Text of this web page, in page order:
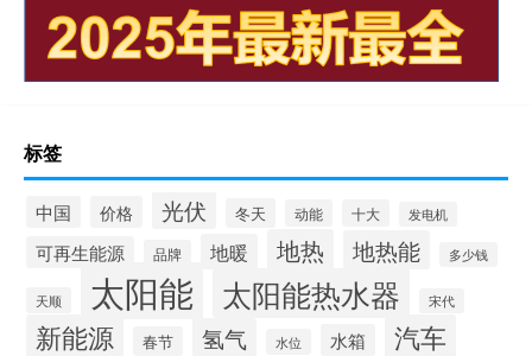
标签
中国 价格 光伏 冬天 动能 十大 发电机
可再生能源 品牌 地暖 地热 地热能 多少钱
天顺 太阳能 太阳能热水器 宋代
新能源 春节 氢气 水位 水箱 汽车